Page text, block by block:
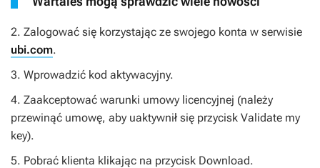
2. Zalogować się korzystając ze swojego konta w serwisie
ubi.com.
3. Wprowadzić kod aktywacyjny.
4. Zaakceptować warunki umowy licencyjnej (należy
przewinąć umowę, aby uaktywnił się przycisk Validate my
key).
5. Pobrać klienta klikając na przycisk Download.